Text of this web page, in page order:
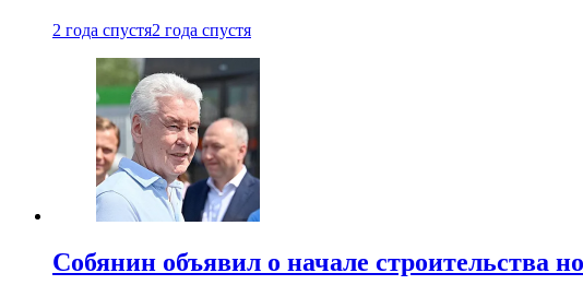
2 года спустя2 года спустя
Собянин объявил о начале